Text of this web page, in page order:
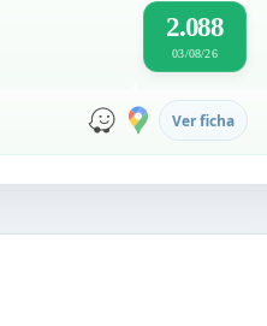
2.088
03/08/26
Ver ficha